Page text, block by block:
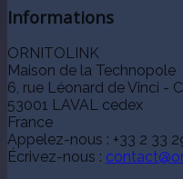
Informations
ORNITOLINK
Maison de la Technopole
6, rue Léonard de Vinci -
53001 LAVAL cedex
France
Appelez-nous : +33 2 33
Écrivez-nous :